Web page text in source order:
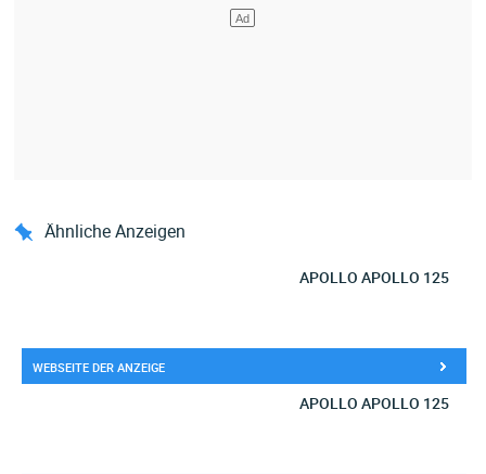
Ähnliche Anzeigen
APOLLO APOLLO 125
WEBSEITE DER ANZEIGE
APOLLO APOLLO 125